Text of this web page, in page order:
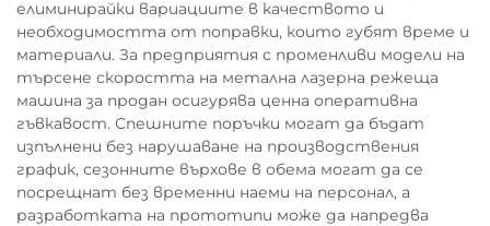
елиминирайки вариациите в качеството и
необходимостта от поправки, които губят време и
материали. За предприятия с променливи модели на
търсене скоростта на метална лазерна режеща
машина за продан осигурява ценна оперативна
гъвкавост. Спешните поръчки могат да бъдат
изпълнени без нарушаване на производствения
график, сезонните върхове в обема могат да се
посрещнат без временни наеми на персонал, а
разработката на прототипи може да напредва